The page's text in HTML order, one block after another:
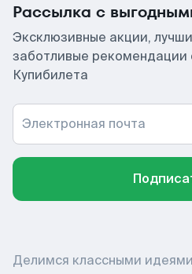
Рассылка с
Эксклюзивные акции,
заботливые рекомендации
Купибилета
Электронная почта
Делимся классными идеями